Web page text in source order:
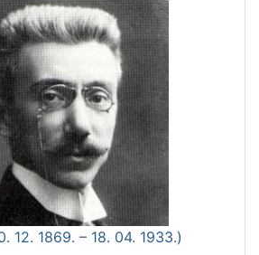
12. 1869. – 18. 04. 1933.)